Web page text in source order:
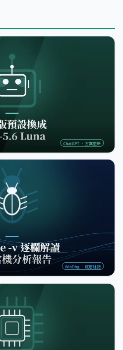
設換成 GPT-5.6
按鈕怎麼用
教學:逐欄位讀懂當機分析報
FAILURE_BUCKET_ID